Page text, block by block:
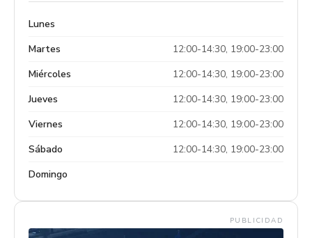
Lunes
Martes
12:00-14:30, 19:00-23:00
Miércoles
12:00-14:30, 19:00-23:00
Jueves
12:00-14:30, 19:00-23:00
Viernes
12:00-14:30, 19:00-23:00
Sábado
12:00-14:30, 19:00-23:00
Domingo
PUBLICIDAD